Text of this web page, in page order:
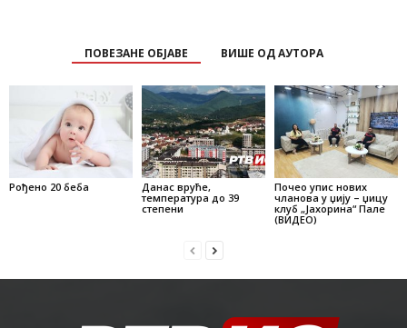
ПОВЕЗАНЕ ОБЈАВЕ ВИШЕ ОД АУТОРА
Рођено 20 беба
Данас вруће,
температура до 39
степени
Почео упис нових
чланова у џију – џицу
клуб „Јахорина“ Пале
(ВИДЕО)